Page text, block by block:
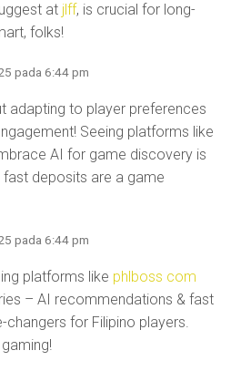
at jlff, is crucial for long-
folks!
pada 6:44 pm
adapting to player preferences
Seeing platforms like
AI for game discovery is
deposits are a game
pada 6:44 pm
platforms like phlboss com
– AI recommendations & fast
for Filipino players.